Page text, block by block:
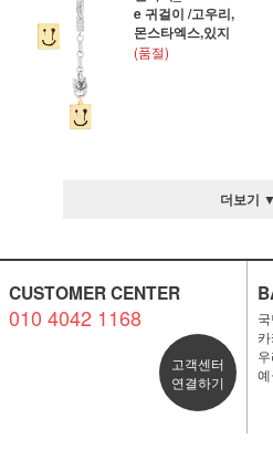
e 귀걸이 /고우리,
몬스타엑스,있지
(품절)
더보기 ▼
CUSTOMER CENTER
010 4042 1168
고객센터
연결하기